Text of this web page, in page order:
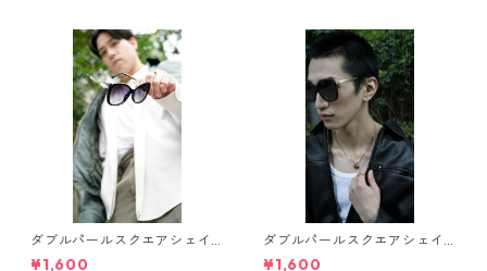
ダブルパールスクエアシェイ
プサングラス(Black) ** SinSin
¥1,600
ダブルパールスクエアシェイ
プサングラス(Dark brown) **
¥1,600